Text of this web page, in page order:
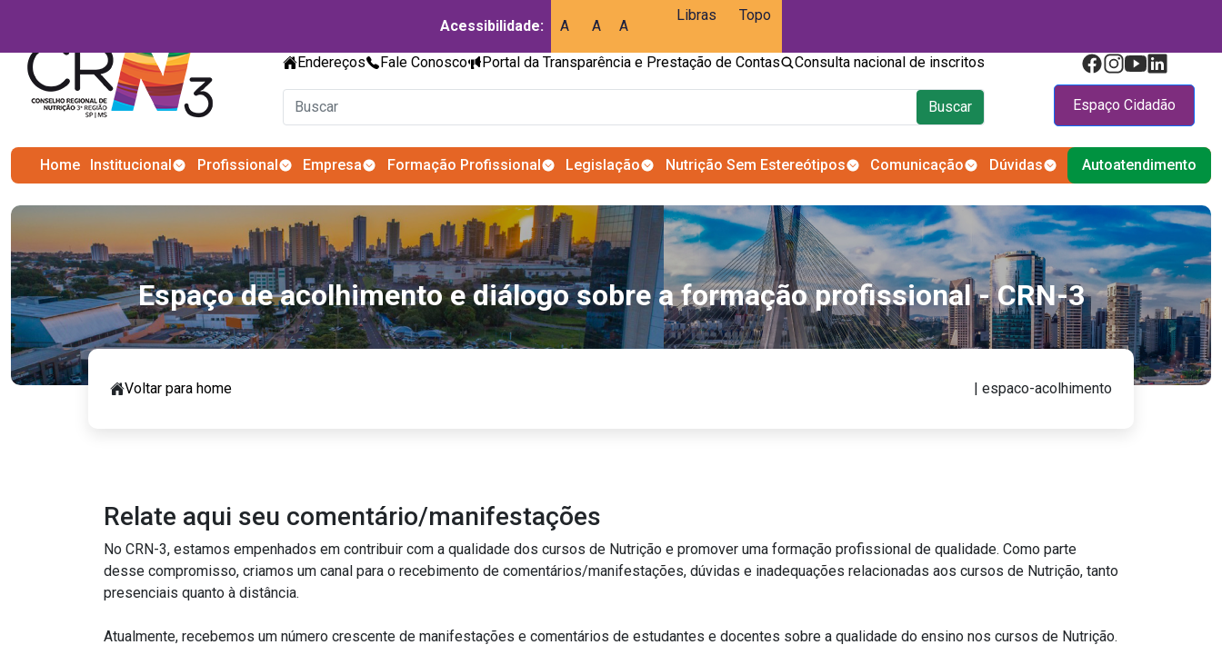
Acessibilidade: A A A
Topo
Endereços Fale Conosco Portal da Transparência e Prestação de Contas Consulta nacional de inscritos
Buscar Espaço Cidadão
Home Institucional Profissional Empresa Formação Profissional Legislação Nutrição Sem Estereótipos Comunicação Dúvidas Autoatendimento
Espaço de acolhimento e diálogo sobre a formação profissional - CRN-3
Voltar para home | espaco-acolhimento
Relate aqui seu comentário/manifestações
No CRN-3, estamos empenhados em contribuir com a qualidade dos cursos de Nutrição e promover uma formação profissional de qualidade. Como parte
desse compromisso, criamos um canal para o recebimento de comentários/manifestações, dúvidas e inadequações relacionadas aos cursos de Nutrição, tanto
presenciais quanto à distância.
Atualmente, recebemos um número crescente de manifestações e comentários de estudantes e docentes sobre a qualidade do ensino nos cursos de Nutrição.